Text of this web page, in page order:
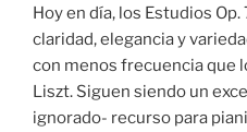
Hoy en día, los Estudios
claridad, elegancia y
con menos frecuencia que
Liszt. Siguen siendo un
ignorado- recurso para